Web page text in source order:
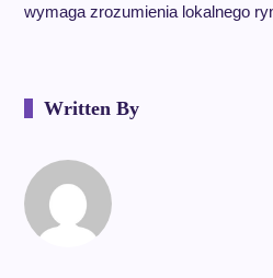
wymaga zrozumienia lokalnego
Written By